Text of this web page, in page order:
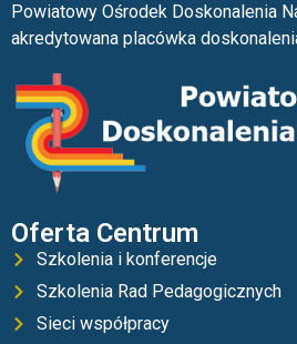
Powiatowy Ośrodek Doskonalenia
akredytowana placówka
Oferta Centrum
Szkolenia i konferencje
Szkolenia Rad Pedagogicznych
Sieci współpracy